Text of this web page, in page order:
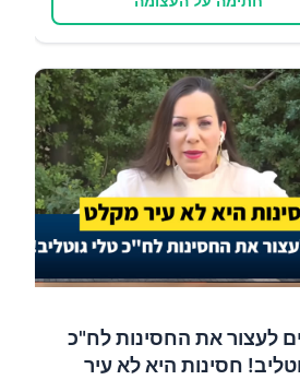
לעצור את החסינות לח"כ
חסינות היא לא עיר